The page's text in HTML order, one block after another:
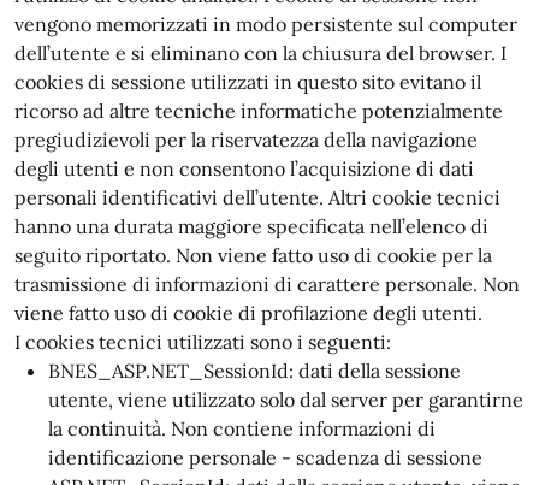
vengono memorizzati in modo persistente sul computer
dell’utente e si eliminano con la chiusura del browser. I
cookies di sessione utilizzati in questo sito evitano il
ricorso ad altre tecniche informatiche potenzialmente
pregiudizievoli per la riservatezza della navigazione
degli utenti e non consentono l’acquisizione di dati
personali identificativi dell’utente. Altri cookie tecnici
hanno una durata maggiore specificata nell’elenco di
seguito riportato. Non viene fatto uso di cookie per la
trasmissione di informazioni di carattere personale. Non
viene fatto uso di cookie di profilazione degli utenti.
I cookies tecnici utilizzati sono i seguenti:
BNES_ASP.NET_SessionId: dati della sessione
utente, viene utilizzato solo dal server per garantirne
la continuità. Non contiene informazioni di
identificazione personale - scadenza di sessione